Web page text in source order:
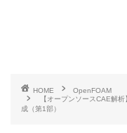
HOME
OpenFOAM
【オープンソースCAE解
成（第1部）